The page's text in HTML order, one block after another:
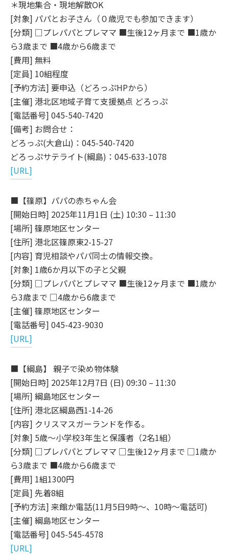
＊現地集合・現地解散OK
[対象] パパとお子さん（０歳児でも参加できます）
[分類] □プレパパとプレママ ■生後12ヶ月まで ■1歳か
ら3歳まで ■4歳から6歳まで
[費用] 無料
[定員] 10組程度
[予約方法] 要申込（どろっぷHPから）
[主催] 港北区地域子育て支援拠点 どろっぷ
[電話番号] 045-540-7420
[備考] お問合せ：
どろっぷ(大倉山)：045-540-7420
どろっぷサテライト(綱島)：045-633-1078
[URL]
■【篠原】パパの赤ちゃん会
[開始日時] 2025年11月1日 (土) 10:30 – 11:30
[場所] 篠原地区センター
[住所] 港北区篠原東2-15-27
[内容] 育児相談やパパ同士の情報交換。
[対象] 1歳6か月以下の子と父親
[分類] □プレパパとプレママ ■生後12ヶ月まで ■1歳か
ら3歳まで □4歳から6歳まで
[主催] 篠原地区センター
[電話番号] 045-423-9030
[URL]
■【綱島】 親子で染め物体験
[開始日時] 2025年12月7日 (日) 09:30 – 11:30
[場所] 綱島地区センター
[住所] 港北区綱島西1-14-26
[内容] クリスマスガーランドを作る。
[対象] 5歳～小学校3年生と保護者（2名1組）
[分類] □プレパパとプレママ □生後12ヶ月まで □1歳か
ら3歳まで ■4歳から6歳まで
[費用] 1組1300円
[定員] 先着8組
[予約方法] 来館か電話(11月5日9時～、10時～電話可)
[主催] 綱島地区センター
[電話番号] 045-545-4578
[URL]